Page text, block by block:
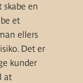
en
et
ellers
Det er
kunder
at